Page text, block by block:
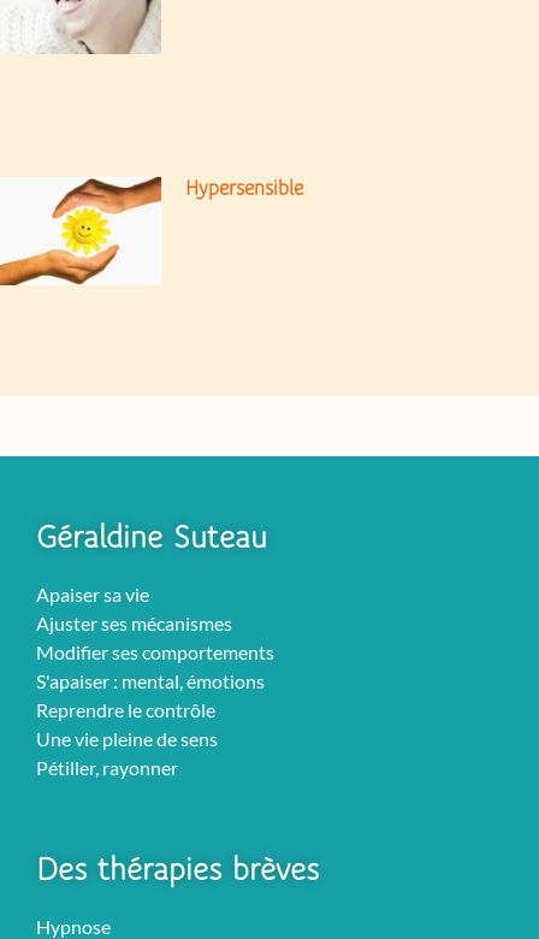
Hypersensible
Géraldine Suteau
Apaiser sa vie
Ajuster ses mécanismes
Modifier ses comportements
S'apaiser : mental, émotions
Reprendre le contrôle
Une vie pleine de sens
Pétiller, rayonner
Des thérapies brèves
Hypnose